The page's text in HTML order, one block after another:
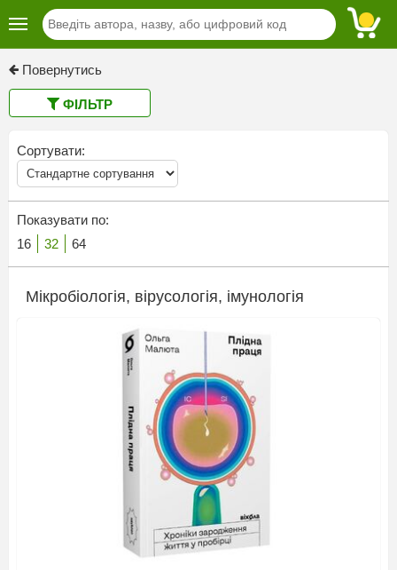
Повернутись
ФІЛЬТР
Сортувати:
Показувати по:
16
32 64
Мікробіологія, вірусологія, імунологія